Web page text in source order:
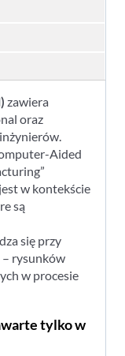
zawiera
oraz
Aided
w kontekście
są
się przy
rysunków
w procesie
tylko w